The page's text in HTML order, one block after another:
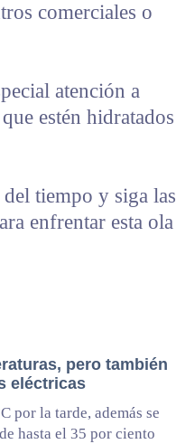
comerciales o
atención a
estén hidratados
tiempo y siga las
enfrentar esta ola
pero también
eléctricas
por la tarde, además se
hasta el 35 por ciento